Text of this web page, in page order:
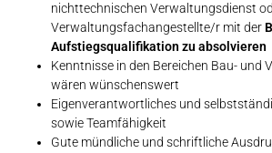
nichttechnischen Verwaltungsdienst
Verwaltungsfachangestellte/r mit der
Aufstiegsqualifikation zu absolvieren
Kenntnisse in den Bereichen Bau- und
wären wünschenswert
Eigenverantwortliches und
sowie Teamfähigkeit
Gute mündliche und schriftliche